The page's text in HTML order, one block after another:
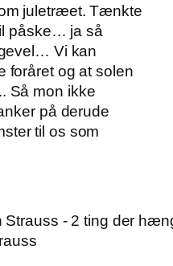
juletræet. Tænkte
påske… ja så
Vi kan
foråret og at solen
Så mon ikke
på derude
til os som